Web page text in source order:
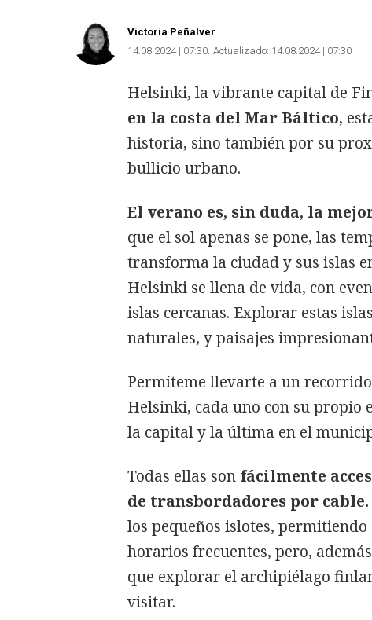
Victoria Peñalver
14.08.2024 | 07:30 Actualizado: 14.08.2024 | 07:30
Helsinki, la vibrante capital de
en la costa del Mar Báltico,
historia, sino también por su
bullicio urbano.
El verano es, sin duda, la
que el sol apenas se pone, las
transforma la ciudad y sus islas
Helsinki se llena de vida, con
islas cercanas. Explorar estas
naturales, y paisajes
Permíteme llevarte a un
Helsinki, cada uno con su propio
la capital y la última en el
Todas ellas son fácilmente
de transbordadores por cable.
los pequeños islotes,
horarios frecuentes, pero,
que explorar el archipiélago
visitar.